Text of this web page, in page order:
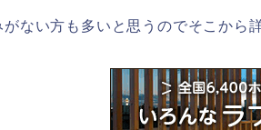
がない方も多いと思うのでそこから